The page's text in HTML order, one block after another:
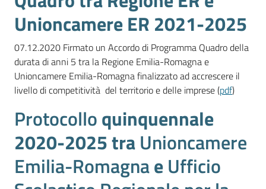
delle
Imprese
Chi
siamo
RSS
Unioncamere ER 2021-2025
07.12.2020 Firmato un Accordo di Programma Quadro della
durata di anni 5 tra la Regione Emilia-Romagna e
Unioncamere Emilia-Romagna finalizzato ad accrescere il
livello di competitività del territorio e delle imprese (pdf)
Protocolloquinquennale
2020-2025 traUnioncamere
Emilia-RomagnaeUfficio